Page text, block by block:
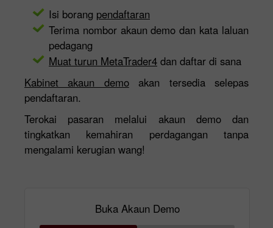
Isi borang pendaftaran
Terima nombor akaun demo dan kata laluan
pedagang
Muat turun MetaTrader4 dan daftar di sana
Kabinet akaun demoakan tersedia selepas
pendaftaran.
Terokai pasaran melalui akaun demo dan
tingkatkan kemahiran perdagangan tanpa
mengalami kerugian wang!
Buka Akaun Demo